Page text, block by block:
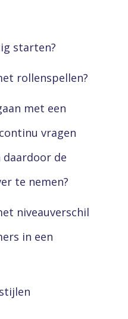
starten?
rollenspellen?
met een
vragen
de
te nemen?
niveauverschil
in een